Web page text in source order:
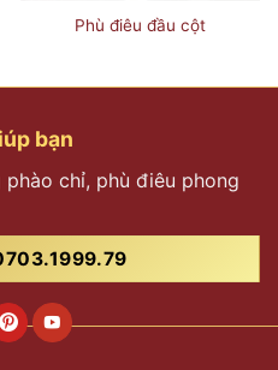
Phù điêu đầu cột
bạn
chỉ, phù điêu phong